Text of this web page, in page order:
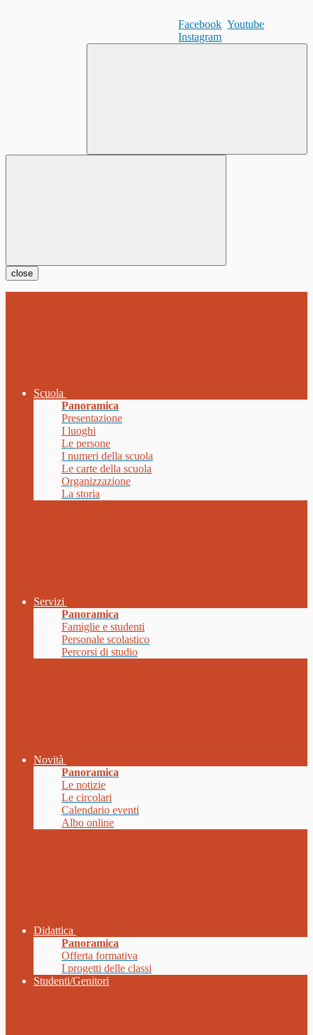
Facebook Youtube
Instagram
close
Scuola
Panoramica
Presentazione
I luoghi
Le persone
I numeri della scuola
Le carte della scuola
Organizzazione
La storia
Servizi
Panoramica
Famiglie e studenti
Personale scolastico
Percorsi di studio
Novità
Panoramica
Le notizie
Le circolari
Calendario eventi
Albo online
Didattica
Panoramica
Offerta formativa
I progetti delle classi
Studenti/Genitori